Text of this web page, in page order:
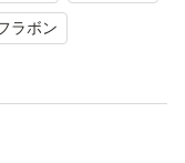
ラボン